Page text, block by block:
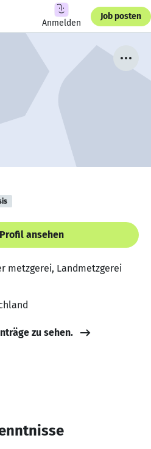
Anmelden
Job posten
ansehen
metzgerei, Landmetzgerei
zu sehen.